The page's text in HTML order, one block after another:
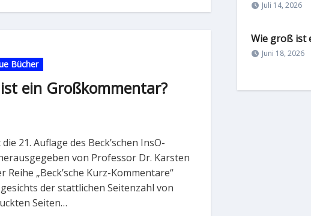
Bücher
ein Großkommentar?
von Professor Dr. Karsten
Reihe „Beck’sche Kurz-Kommentare“
der stattlichen Seitenzahl von
Seiten…
Juli 14, 2026
Wie groß ist
Juni 18, 2026